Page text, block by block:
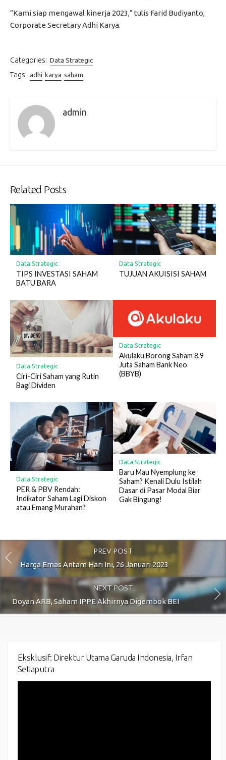
”Kami siap mengawal kinerja 2023,” tulis Farid Budiyanto,
Corporate Secretary Adhi Karya.
Categories: Data Strategic
Tags: adhi karya saham
admin
Related Posts
Data Strategic
TIPS INVESTASI SAHAM
BATU BARA
Data Strategic
TUJUAN AKUISISI SAHAM
Data Strategic
Ciri-Ciri Saham yang Rutin
Bagi Dividen
Data Strategic
Akulaku Borong Saham 8,9
Juta Saham Bank Neo
(BBYB)
Data Strategic
PER & PBV Rendah:
Indikator Saham Lagi Diskon
atau Emang Murahan?
Data Strategic
Baru Mau Nyemplung ke
Saham? Kenali Dulu Istilah
Dasar di Pasar Modal Biar
Gak Bingung!
PREV POST
Harga Emas Antam Hari Ini, 26 Januari 2023
NEXT POST
Doyan ARB, Saham IPPE Akhirnya Digembok BEI
Eksklusif: Direktur Utama Garuda Indonesia, Irfan
Setiaputra